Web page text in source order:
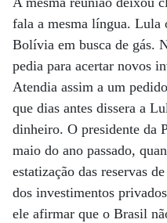
fala a mesma língua. Lula
Bolívia em busca de gás.
pedia para acertar novos
Atendia assim a um
que dias antes dissera a
dinheiro. O presidente da
maio do ano passado,
estatização das reservas
dos investimentos
ele afirmar que o Brasil